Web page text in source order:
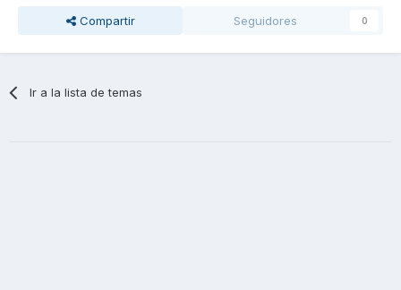
Compartir Seguidores 0
Ir a la lista de temas